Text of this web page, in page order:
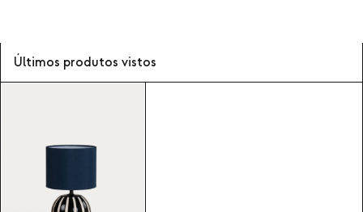
Últimos produtos vistos